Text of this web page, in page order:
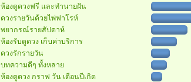
ห้องดูดวงฟรี และทำนายฝัน
ดวงรายวันด้วยไพ่ฟาโรห์
พยากรณ์รายสัปดาห์
ห้องรับดูดวง เก็บค่าบริการ
ดวงรักรายวัน
บทความดีๆ ทั้งหลาย
ห้องดูดวง กราฟ วัน เดือนปีเกิด